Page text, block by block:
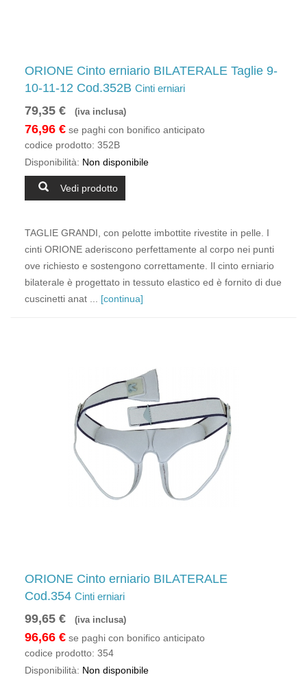
ORIONE Cinto erniario BILATERALE Taglie 9-
10-11-12 Cod.352B Cinti erniari
79,35 € (iva inclusa)
76,96 € se paghi con bonifico anticipato
codice prodotto: 352B
Disponibilità: Non disponibile
Vedi prodotto
TAGLIE GRANDI, con pelotte imbottite rivestite in pelle. I
cinti ORIONE aderiscono perfettamente al corpo nei punti
ove richiesto e sostengono correttamente. Il cinto erniario
bilaterale è progettato in tessuto elastico ed è fornito di due
cuscinetti anat ... [continua]
ORIONE Cinto erniario BILATERALE
Cod.354 Cinti erniari
99,65 € (iva inclusa)
96,66 € se paghi con bonifico anticipato
codice prodotto: 354
Disponibilità: Non disponibile